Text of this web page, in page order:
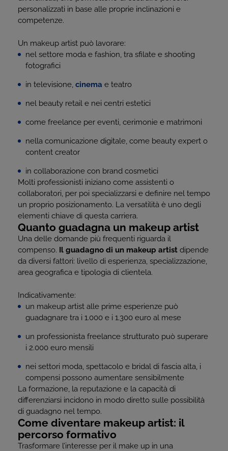
personalizzati in base alle proprie inclinazioni e
competenze.
Un makeup artist può lavorare:
nel settore moda e fashion, tra sfilate e shooting
fotografici
in televisione, cinema e teatro
nel beauty retail e nei centri estetici
come freelance per eventi, cerimonie e matrimoni
nella comunicazione digitale, come beauty expert o
content creator
in collaborazione con brand cosmetici
Molti professionisti iniziano come assistenti o
collaboratori, per poi specializzarsi e definire nel tempo
un proprio posizionamento. La versatilità è uno degli
elementi chiave di questa carriera.
Quanto guadagna un makeup artist
Una delle domande più frequenti riguarda il
compenso. Il guadagno di un makeup artist dipende
da diversi fattori: livello di esperienza, specializzazione,
area geografica e tipologia di clientela.
Indicativamente:
un makeup artist alle prime esperienze può
guadagnare tra i 1.000 e i 1.300 euro al mese
un professionista freelance strutturato può superare
i 2.000 euro mensili
nei settori moda, spettacolo e bridal di fascia alta, i
compensi possono aumentare sensibilmente
La formazione, la reputazione e la capacità di
differenziarsi incidono in modo diretto sulle possibilità
di guadagno nel tempo.
Come diventare makeup artist: il
percorso formativo
Trasformare l’interesse per il make up in una